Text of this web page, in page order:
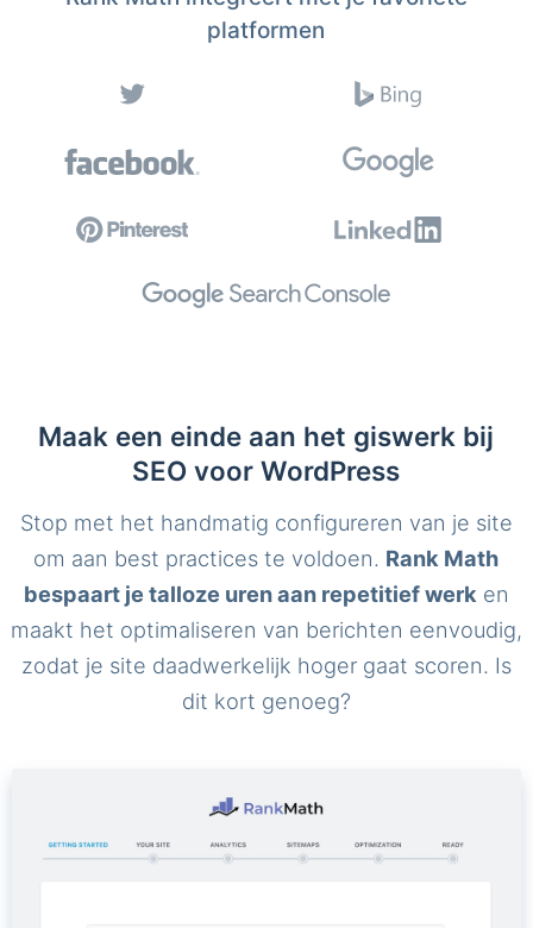
platformen
Maak een einde aan het giswerk bij
SEO voor WordPress
Stop met het handmatig configureren van je site
om aan best practices te voldoen. Rank Math
bespaart je talloze uren aan repetitief werk en
maakt het optimaliseren van berichten eenvoudig,
zodat je site daadwerkelijk hoger gaat scoren. Is
dit kort genoeg?